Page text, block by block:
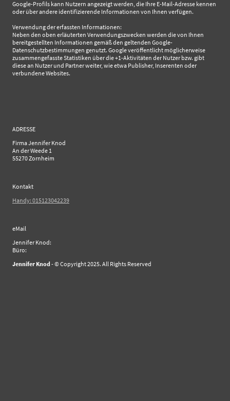
Google-Profils kann Nutzern angezeigt werden, die Ihre E-Mail-Adresse kennen
oder über andere identifizierende Informationen von Ihnen verfügen.
Verwendung der erfassten Informationen:
Neben den oben erläuterten Verwendungszwecken werden die von Ihnen
bereitgestellten Informationen gemäß den geltenden Google-
Datenschutzbestimmungen genutzt. Google veröffentlicht möglicherweise
zusammengefasste Statistiken über die +1-Aktivitäten der Nutzer bzw. gibt
diese an Nutzer und Partner weiter, wie etwa Publisher, Inserenten oder
verbundene Websites.
ADRESSE
Firma Jennifer Knod
An der Weede 1
55270 Zornheim
Kontakt
Handy: 015123042239
eMail
Jennifer Knod:
Büro:
Jennifer Knod - © Copyright 2025. All Rights Reserved